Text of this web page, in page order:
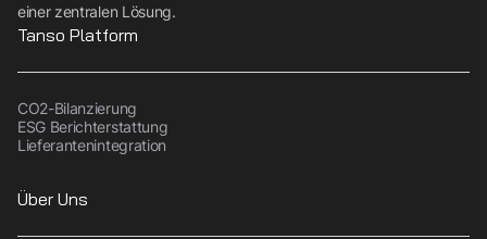
einer zentralen Lösung.
Tanso Platform
CO2-Bilanzierung
ESG Berichterstattung
Lieferantenintegration
Über Uns